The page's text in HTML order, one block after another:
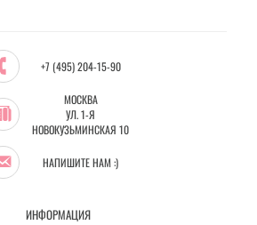
+7 (495) 204-15-90
МОСКВА
УЛ. 1-Я
НОВОКУЗЬМИНСКАЯ 10
НАПИШИТЕ НАМ :)
ИНФОРМАЦИЯ